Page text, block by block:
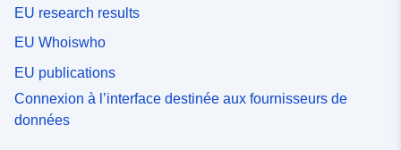
EU research results
EU Whoiswho
EU publications
Connexion à l’interface destinée aux fournisseurs de
données